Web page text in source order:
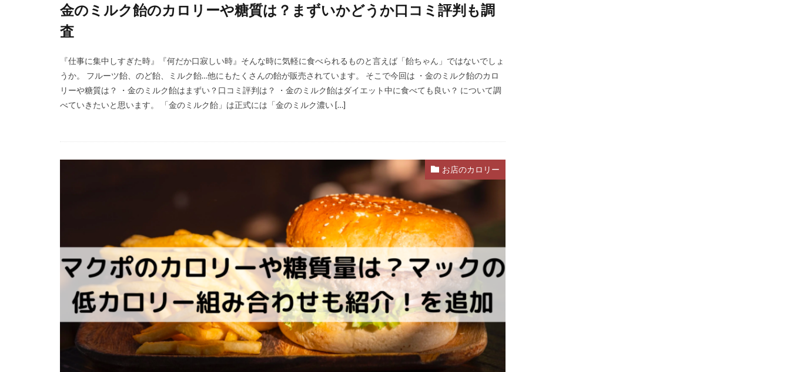
金のミルク飴のカロリーや糖質は？まずいかどうか口コミ評判も調
査
『仕事に集中しすぎた時』『何だか口寂しい時』そんな時に気軽に食べられるものと言えば「飴ちゃん」ではないでしょ
うか。 フルーツ飴、のど飴、ミルク飴…他にもたくさんの飴が販売されています。 そこで今回は ・金のミルク飴のカロ
リーや糖質は？ ・金のミルク飴はまずい？口コミ評判は？ ・金のミルク飴はダイエット中に食べても良い？ について調
べていきたいと思います。 「金のミルク飴」は正式には「金のミルク濃い […]
お店のカロリー